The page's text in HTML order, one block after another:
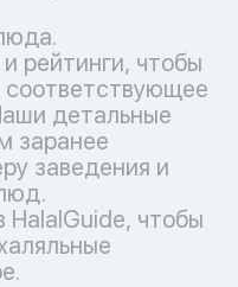
рейтинги, чтобы
соответствующее
детальные
заранее
заведения и
HalalGuide, чтобы